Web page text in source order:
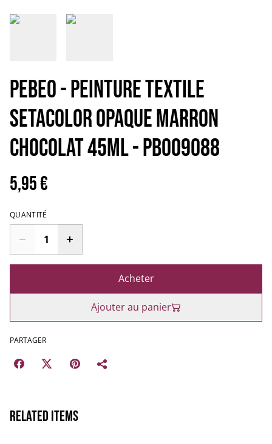
PEBEO - PEINTURE TEXTILE
SETACOLOR OPAQUE MARRON
CHOCOLAT 45mL - PB009088
5,95 €
QUANTITÉ
Acheter
Ajouter au panier
PARTAGER
Related items